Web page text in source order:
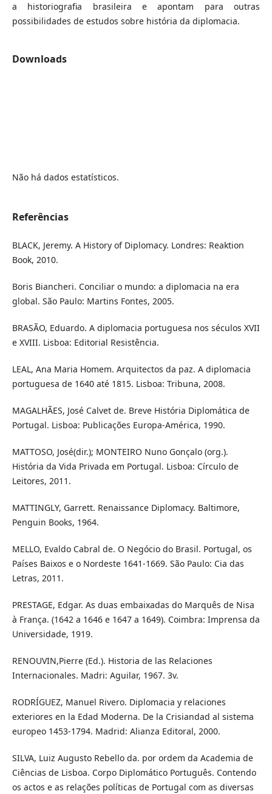
a historiografia brasileira e apontam para outras
possibilidades de estudos sobre história da diplomacia.
Downloads
Não há dados estatísticos.
Referências
BLACK, Jeremy. A History of Diplomacy. Londres: Reaktion
Book, 2010.
Boris Biancheri. Conciliar o mundo: a diplomacia na era
global. São Paulo: Martins Fontes, 2005.
BRASÃO, Eduardo. A diplomacia portuguesa nos séculos XVII
e XVIII. Lisboa: Editorial Resistência.
LEAL, Ana Maria Homem. Arquitectos da paz. A diplomacia
portuguesa de 1640 até 1815. Lisboa: Tribuna, 2008.
MAGALHÃES, José Calvet de. Breve História Diplomática de
Portugal. Lisboa: Publicações Europa-América, 1990.
MATTOSO, José(dir.); MONTEIRO Nuno Gonçalo (org.).
História da Vida Privada em Portugal. Lisboa: Círculo de
Leitores, 2011.
MATTINGLY, Garrett. Renaissance Diplomacy. Baltimore,
Penguin Books, 1964.
MELLO, Evaldo Cabral de. O Negócio do Brasil. Portugal, os
Países Baixos e o Nordeste 1641-1669. São Paulo: Cia das
Letras, 2011.
PRESTAGE, Edgar. As duas embaixadas do Marquês de Nisa
à França. (1642 a 1646 e 1647 a 1649). Coimbra: Imprensa da
Universidade, 1919.
RENOUVIN,Pierre (Ed.). Historia de las Relaciones
Internacionales. Madri: Aguilar, 1967. 3v.
RODRÍGUEZ, Manuel Rivero. Diplomacia y relaciones
exteriores en la Edad Moderna. De la Crisiandad al sistema
europeo 1453-1794. Madrid: Alianza Editoral, 2000.
SILVA, Luiz Augusto Rebello da. por ordem da Academia de
Ciências de Lisboa. Corpo Diplomático Português. Contendo
os actos e as relações políticas de Portugal com as diversas